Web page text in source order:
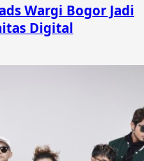
Wargi Bogor Jadi
Digital